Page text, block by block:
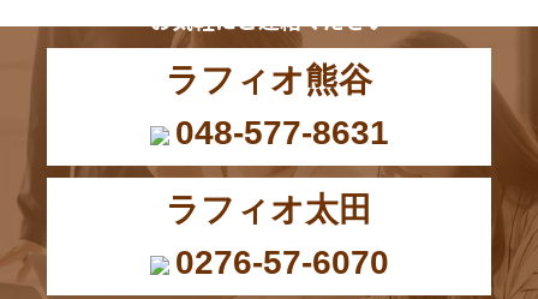
お気軽にご連絡ください
ラフィオ熊谷
048-577-8631
ラフィオ太田
0276-57-6070